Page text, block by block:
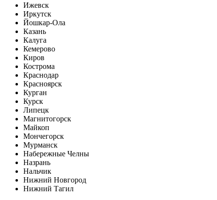
Ижевск
Иркутск
Йошкар-Ола
Казань
Калуга
Кемерово
Киров
Кострома
Краснодар
Красноярск
Курган
Курск
Липецк
Магнитогорск
Майкоп
Мончегорск
Мурманск
Набережные Челны
Назрань
Нальчик
Нижний Новгород
Нижний Тагил